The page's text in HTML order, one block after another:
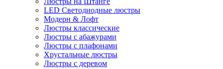
LED Светодиодные люстры
Модерн & Лофт
Люстры классические
Люстры с абажурами
Люстры с плафонами
Хрустальные люстры
Люстры с деревом